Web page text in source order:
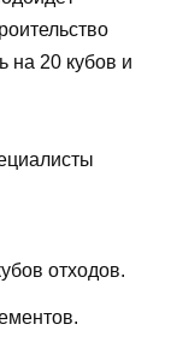
на 20 кубов и
отходов.